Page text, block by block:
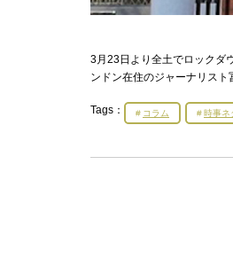
3月23日より全土でロックダ
ンドン在住のジャーナリスト
Tags： コラム 時事ネ